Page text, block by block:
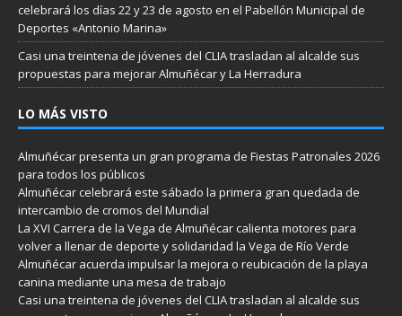
celebrará los días 22 y 23 de agosto en el Pabellón Municipal de
Deportes «Antonio Marina»
Casi una treintena de jóvenes del CLIA trasladan al alcalde sus
propuestas para mejorar Almuñécar y La Herradura
LO MÁS VISTO
Almuñécar presenta un gran programa de Fiestas Patronales 2026
para todos los públicos
Almuñécar celebrará este sábado la primera gran quedada de
intercambio de cromos del Mundial
La XVI Carrera de la Vega de Almuñécar calienta motores para
volver a llenar de deporte y solidaridad la Vega de Río Verde
Almuñécar acuerda impulsar la mejora o reubicación de la playa
canina mediante una mesa de trabajo
Casi una treintena de jóvenes del CLIA trasladan al alcalde sus